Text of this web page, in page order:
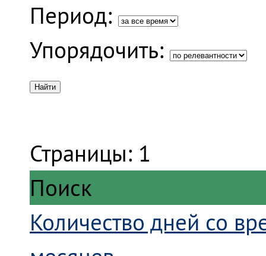
Период:
Упорядочить:
Страницы: 1
Поиск
Количество дней со